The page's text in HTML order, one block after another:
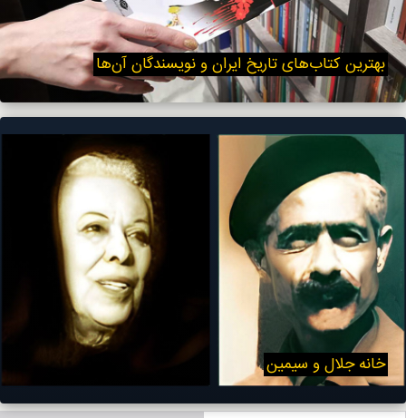
بهترین کتاب‌های تاریخ ایران و نویسندگان آن‌ها
خانه جلال و سیمین